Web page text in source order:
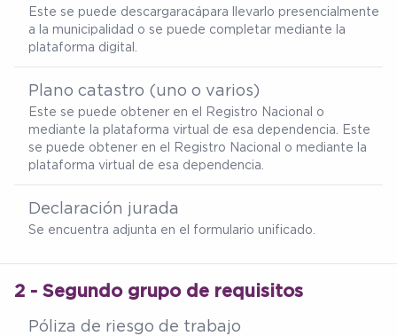
Este se puede descargaracápara llevarlo presencialmente
a la municipalidad o se puede completar mediante la
plataforma digital.
Plano catastro (uno o varios)
Este se puede obtener en el Registro Nacional o
mediante la plataforma virtual de esa dependencia. Este
se puede obtener en el Registro Nacional o mediante la
plataforma virtual de esa dependencia.
Declaración jurada
Se encuentra adjunta en el formulario unificado.
2 - Segundo grupo de requisitos
Póliza de riesgo de trabajo